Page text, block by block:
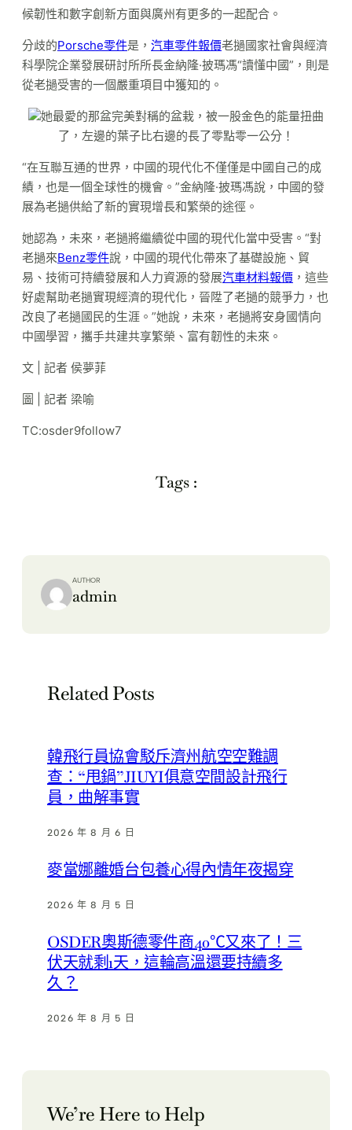
候韌性和數字創新方面與廣州有更多的一起配合。
分歧的Porsche零件是， 汽車零件報價老撾國家社會與經濟
科學院企業發展研討所所長金納隆·披瑪馮“讀懂中國”，則是
從老撾受害的一個嚴重項目中獲知的。
她最愛的那盆完美對稱的盆栽，被一股金色的能量扭曲
了，左邊的葉子比右邊的長了零點零一公分！
“在互聯互通的世界，中國的現代化不僅僅是中國自己的成
績，也是一個全球性的機會。”金納隆·披瑪馮說，中國的發
展為老撾供給了新的實現增長和繁榮的途徑。
她認為，未來，老撾將繼續從中國的現代化當中受害。“對
老撾來Benz零件說，中國的現代化帶來了基礎設施、貿
易、技術可持續發展和人力資源的發展汽車材料報價 ，這些
好處幫助老撾實現經濟的現代化，晉陞了老撾的競爭力，也
改良了老撾國民的生涯。”她說，未來，老撾將安身國情向
中國學習，攜手共建共享繁榮、富有韌性的未來。
文 | 記者 侯夢菲
圖 | 記者 梁喻
TC:osder9follow7
Tags :
AUTHOR
admin
Related Posts
韓飛行員協會駁斥濟州航空空難調
查：“甩鍋”JIUYI俱意空間設計飛行
員，曲解事實
2026 年 8 月 6 日
麥當娜離婚台包養心得內情年夜揭穿
2026 年 8 月 5 日
OSDER奧斯德零件商40℃又來了！三
伏天就剩1天，這輪高溫還要持續多
久？
2026 年 8 月 5 日
We’re Here to Help